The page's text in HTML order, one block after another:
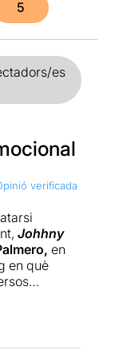
5
es
verificada
Johhny
en
en què
silenci,
és
emocions